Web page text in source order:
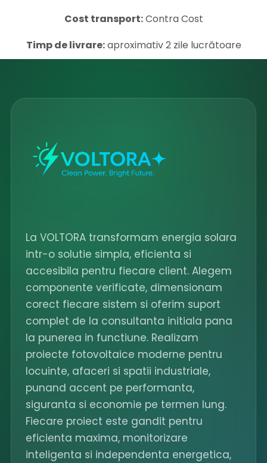
Cost transport:Contra Cost
Timp de livrare:aproximativ 2 zile lucrătoare
La VOLTORA transformam energia solara
intr-o solutie simpla, eficienta si
accesibila pentru fiecare client. Alegem
componente verificate, dimensionam
corect fiecare sistem si oferim suport
complet de la consultanta initiala pana
la punerea in functiune. Realizam
proiecte fotovoltaice moderne pentru
locuinte, afaceri si spatii industriale,
punand accent pe performanta,
siguranta si economie pe termen lung.
Fiecare proiect este gandit pentru
eficienta maxima, monitorizare
inteligenta si independenta energetica,